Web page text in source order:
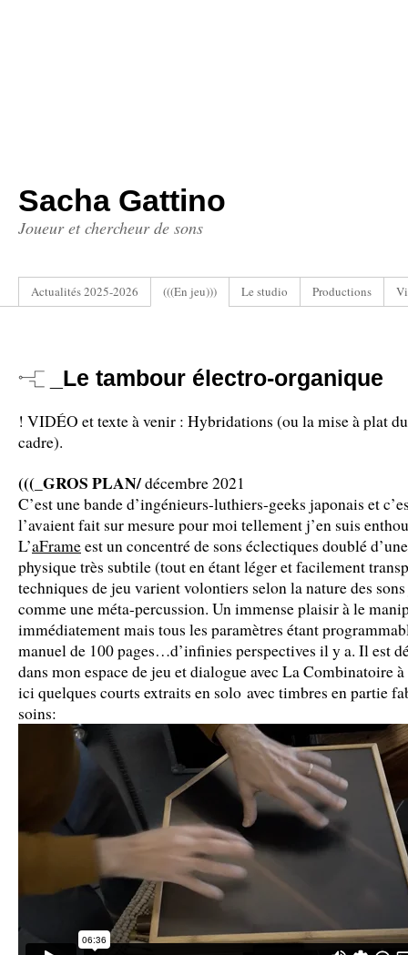
Sacha Gattino
Joueur et chercheur de sons
Actualités 2025-2026 (((En jeu))) Le studio Productions
_Le tambour électro-organique
! VIDÉO et texte à venir : Hybridations (ou la mise à plat
cadre).
(((_GROS PLAN/décembre 2021
C’est une bande d’ingénieurs-luthiers-geeks japonais et
l’avaient fait sur mesure pour moi tellement j’en suis
L’aFrameest un concentré de sons éclectiques doublé
physique très subtile (tout en étant léger et facilement
techniques de jeu varient volontiers selon la nature des sons
comme une méta-percussion. Un immense plaisir à le
immédiatement mais tous les paramètres étant
manuel de 100 pages…d’infinies perspectives il y a. Il est
dans mon espace de jeu et dialogue avec La Combinatoire
ici quelques courts extraits en solo avec timbres en partie
soins: